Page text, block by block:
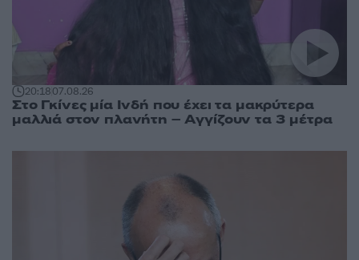
20:1807.08.26
Στο Γκίνες μία Ινδή που έχει τα μακρύτερα
μαλλιά στον πλανήτη – Αγγίζουν τα 3 μέτρα